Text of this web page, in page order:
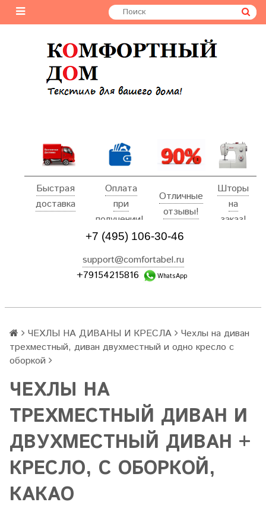
Быстрая
доставка
Оплата
при
получении!
Отличные
отзывы!
Шторы
на
заказ!
+7 (495) 106-30-46
support@comfortabel.ru
+79154215816
WhatsApp
ЧЕХЛЫ НА ДИВАНЫ И КРЕСЛА
Чехлы на диван
трехместный, диван двухместный и одно кресло с
оборкой
ЧЕХЛЫ НА
ТРЕХМЕСТНЫЙ ДИВАН И
ДВУХМЕСТНЫЙ ДИВАН +
КРЕСЛО, С ОБОРКОЙ,
КАКАО